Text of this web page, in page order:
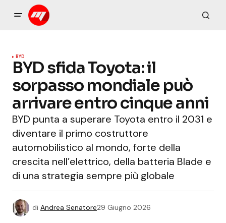
BYD
BYD sfida Toyota: il
sorpasso mondiale può
arrivare entro cinque anni
BYD punta a superare Toyota entro il 2031 e
diventare il primo costruttore
automobilistico al mondo, forte della
crescita nell’elettrico, della batteria Blade e
di una strategia sempre più globale
di Andrea Senatore29 Giugno 2026